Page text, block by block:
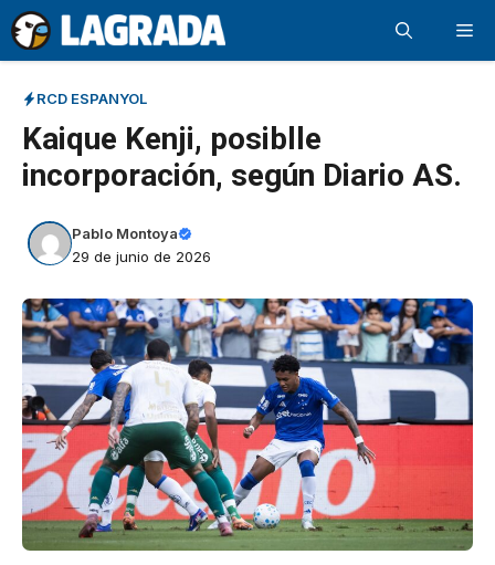
Saltar
al
contenido
RCD ESPANYOL
Kaique Kenji, posiblle
incorporación, según Diario AS.
Pablo Montoya
29 de junio de 2026